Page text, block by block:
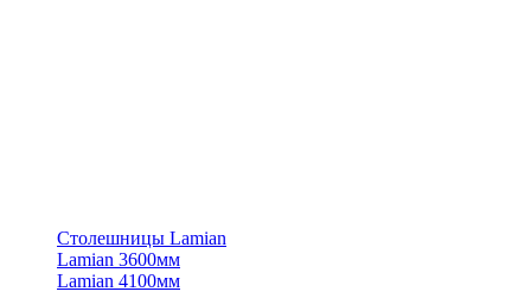
Столешницы Lamian
Lamian 3600мм
Lamian 4100мм